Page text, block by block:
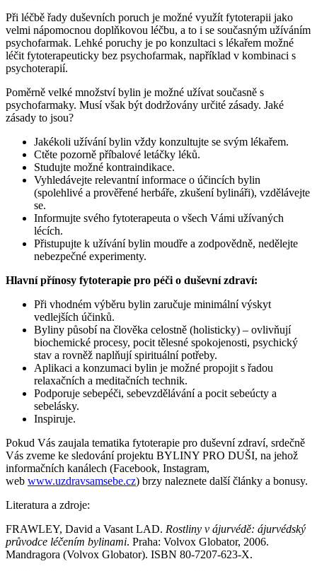
Při léčbě řady duševních poruch je možné využít fytoterapii jako
velmi nápomocnou doplňkovou léčbu, a to i se současným užíváním
psychofarmak. Lehké poruchy je po konzultaci s lékařem možné
léčit fytoterapeuticky bez psychofarmak, například v kombinaci s
psychoterapií.
Poměrně velké množství bylin je možné užívat současně s
psychofarmaky. Musí však být dodržovány určité zásady. Jaké
zásady to jsou?
Jakékoli užívání bylin vždy konzultujte se svým lékařem.
Ctěte pozorně příbalové letáčky léků.
Studujte možné kontraindikace.
Vyhledávejte relevantní informace o účincích bylin
(spolehlivé a prověřené herbáře, zkušení bylináři), vzdělávejte
se.
Informujte svého fytoterapeuta o všech Vámi užívaných
lécích.
Přistupujte k užívání bylin moudře a zodpovědně, nedělejte
nebezpečné experimenty.
Hlavní přínosy fytoterapie pro péči o duševní zdraví:
Při vhodném výběru bylin zaručuje minimální výskyt
vedlejších účinků.
Byliny působí na člověka celostně (holisticky) – ovlivňují
biochemické procesy, pocit tělesné spokojenosti, psychický
stav a rovněž naplňují spirituální potřeby.
Aplikaci a konzumaci bylin je možné propojit s řadou
relaxačních a meditačních technik.
Podporuje sebepéči, sebevzdělávání a pocit sebeúcty a
sebelásky.
Inspiruje.
Pokud Vás zaujala tematika fytoterapie pro duševní zdraví, srdečně
Vás zveme ke sledování projektu BYLINY PRO DUŠI, na jehož
informačních kanálech (Facebook, Instagram,
web www.uzdravsamsebe.cz) brzy naleznete další články a bonusy.
Literatura a zdroje:
FRAWLEY, David a Vasant LAD. Rostliny v ájurvédě: ájurvédský
průvodce léčením bylinami. Praha: Volvox Globator, 2006.
Mandragora (Volvox Globator). ISBN 80-7207-623-X.